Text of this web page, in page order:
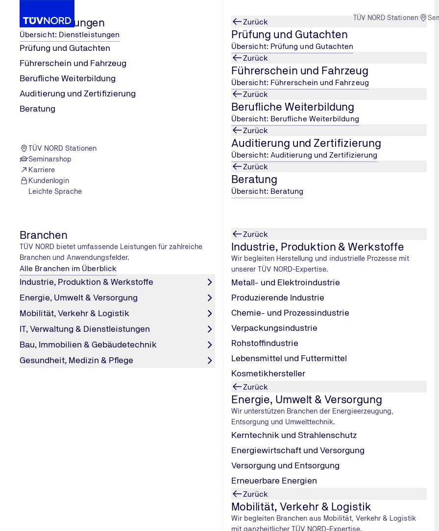
TÜV NORD Stationen
Dienstleistungen
Übersicht: Dienstleistungen
Prüfung und Gutachten
Führerschein und Fahrzeug
Berufliche Weiterbildung
Auditierung und Zertifizierung
Beratung
TÜV NORD Stationen
Seminarshop
Karriere
Kundenlogin
Leichte Sprache
Zurück
Prüfung und Gutachten
Übersicht: Prüfung und Gutachten
Zurück
Führerschein und Fahrzeug
Übersicht: Führerschein und Fahrzeug
Zurück
Berufliche Weiterbildung
Übersicht: Berufliche Weiterbildung
Zurück
Auditierung und Zertifizierung
Übersicht: Auditierung und Zertifizierung
Zurück
Beratung
Übersicht: Beratung
Branchen
TÜV NORD bietet umfassende Leistungen für zahlreiche
Branchen und Anwendungsfelder.
Alle Branchen im Überblick
Industrie, Produktion & Werkstoffe
Energie, Umwelt & Versorgung
Mobilität, Verkehr & Logistik
IT, Verwaltung & Dienstleistungen
Bau, Immobilien & Gebäudetechnik
Gesundheit, Medizin & Pflege
Zurück
Industrie, Produktion & Werkstoffe
Wir begleiten Herstellung und industrielle Prozesse mit
unserer TÜV NORD-Expertise.
Metall- und Elektroindustrie
Produzierende Industrie
Chemie- und Prozessindustrie
Verpackungsindustrie
Rohstoffindustrie
Lebensmittel und Futtermittel
Kosmetikhersteller
Zurück
Energie, Umwelt & Versorgung
Wir unterstützen Branchen der Energieerzeugung,
Entsorgung und Umwelttechnik.
Kerntechnik und Strahlenschutz
Energiewirtschaft und Versorgung
Versorgung und Entsorgung
Erneuerbare Energien
Zurück
Mobilität, Verkehr & Logistik
Wir begleiten Branchen aus Mobilität, Verkehr & Logistik
mit ganzheitlicher TÜV NORD-Expertise.
Home
Tuning: Tiefer, schneller, sic
her
Tuning: Tiefer, schneller, sicher
Nancy Brüggemann ist ein selbstverständlicher Teil der Autotuning-
Szene und schraubt mit Leidenschaft an ihren eigenen Wagen.
Frauen sind ein selbstverständlicher Teil der Autotuning-Szene und schrauben mit Leidenschaft an ihren
ihrem Händchen für schöne, schnelle Flitzer 2009 den Tuning-Wettbewerb von TÜV NORD gewann. Im
geheiratet hat und nun Brüggemann mit Nachnamen heißt, warum sie kein Standardmodell fahren kann und